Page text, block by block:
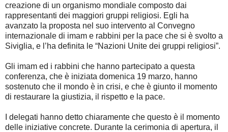
creazione di un organismo mondiale composto dai
rappresentanti dei maggiori gruppi religiosi. Egli ha
avanzato la proposta nel suo intervento al Convegno
internazionale di imam e rabbini per la pace che si è svolto a
Siviglia, e l’ha definita le “Nazioni Unite dei gruppi religiosi”.
Gli imam ed i rabbini che hanno partecipato a questa
conferenza, che è iniziata domenica 19 marzo, hanno
sostenuto che il mondo è in crisi, e che è giunto il momento
di restaurare la giustizia, il rispetto e la pace.
I delegati hanno detto chiaramente che questo è il momento
delle iniziative concrete. Durante la cerimonia di apertura, il